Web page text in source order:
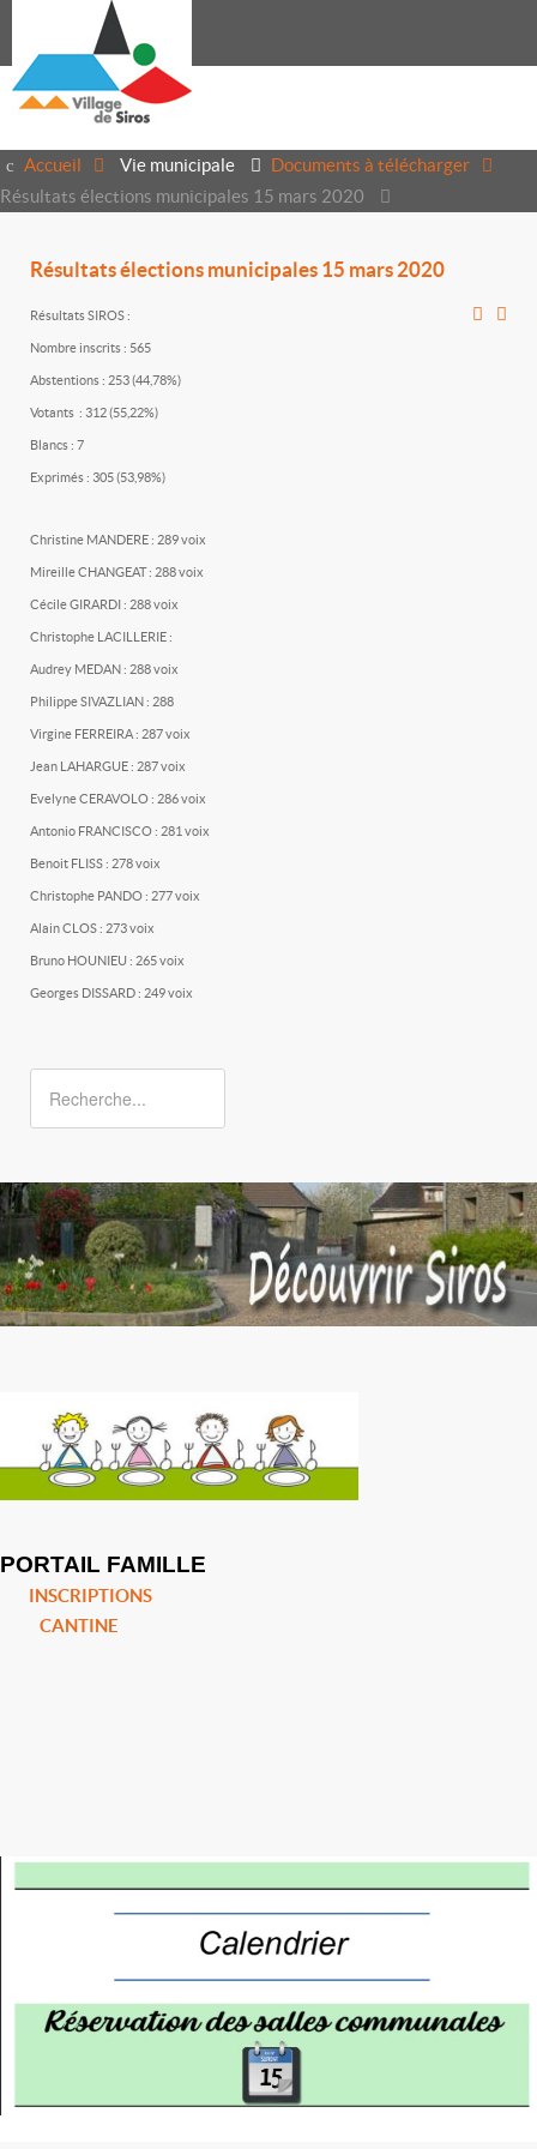
Accueil Vie municipale
Documents à télécharger
Résultats élections municipales 15 mars 2020
Résultats élections municipales 15 mars 2020
Résultats SIROS :
Nombre inscrits : 565
Abstentions : 253 (44,78%)
Votants : 312 (55,22%)
Blancs : 7
Exprimés : 305 (53,98%)
Christine MANDERE : 289 voix
Mireille CHANGEAT : 288 voix
Cécile GIRARDI : 288 voix
Christophe LACILLERIE :
Audrey MEDAN : 288 voix
Philippe SIVAZLIAN : 288
Virgine FERREIRA : 287 voix
Jean LAHARGUE : 287 voix
Evelyne CERAVOLO : 286 voix
Antonio FRANCISCO : 281 voix
Benoit FLISS : 278 voix
Christophe PANDO : 277 voix
Alain CLOS : 273 voix
Bruno HOUNIEU : 265 voix
Georges DISSARD : 249 voix
PORTAIL FAMILLE
INSCRIPTIONS
CANTINE